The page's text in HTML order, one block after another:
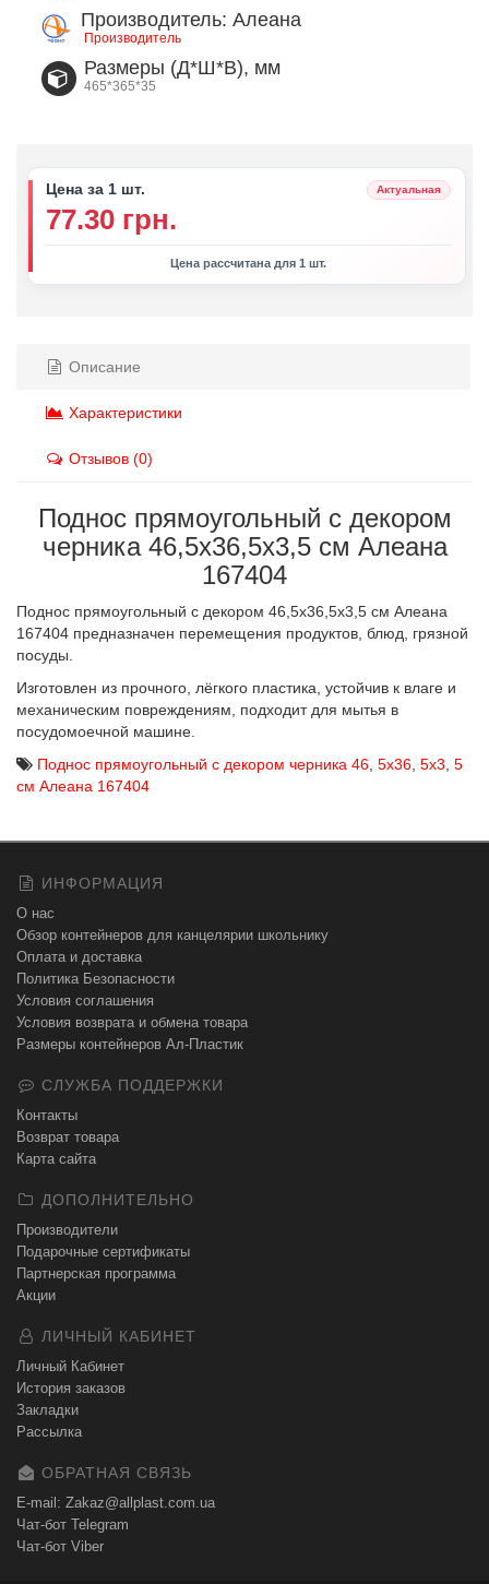
Производитель: Алеана
Производитель
Размеры (Д*Ш*В), мм
465*365*35
Цена за 1 шт. Актуальная
77.30 грн.
Цена рассчитана для 1 шт.
Описание
Характеристики
Отзывов (0)
Поднос прямоугольный с декором
черника 46,5х36,5х3,5 см Алеана
167404
Поднос прямоугольный с декором 46,5х36,5х3,5 см Алеана
167404 предназначен перемещения продуктов, блюд, грязной
посуды.
Изготовлен из прочного, лёгкого пластика, устойчив к влаге и
механическим повреждениям, подходит для мытья в
посудомоечной машине.
Поднос прямоугольный с декором черника 46 5х36 5х3 5
см Алеана 167404
ИНФОРМАЦИЯ
О нас
Обзор контейнеров для канцелярии школьнику
Оплата и доставка
Политика Безопасности
Условия соглашения
Условия возврата и обмена товара
Размеры контейнеров Ал-Пластик
СЛУЖБА ПОДДЕРЖКИ
Контакты
Возврат товара
Карта сайта
ДОПОЛНИТЕЛЬНО
Производители
Подарочные сертификаты
Партнерская программа
Акции
ЛИЧНЫЙ КАБИНЕТ
Личный Кабинет
История заказов
Закладки
Рассылка
ОБРАТНАЯ СВЯЗЬ
E-mail: Zakaz@allplast.com.ua
Чат-бот Telegram
Чат-бот Viber